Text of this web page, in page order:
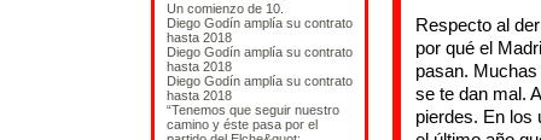
Un comienzo de 10.
Diego Godín amplía su contrato
hasta 2018
Diego Godín amplía su contrato
hasta 2018
Diego Godín amplía su contrato
hasta 2018
“Tenemos que seguir nuestro
camino y éste pasa por el
Respecto al
por qué el
pasan.
se te dan mal.
pierdes. En los